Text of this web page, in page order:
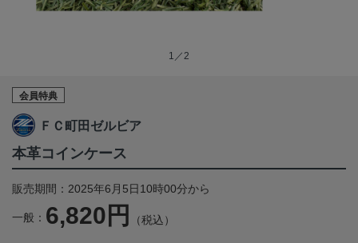
1／2
会員特典
ＦＣ町田ゼルビア
本革コインケース
販売期間：2025年6月5日10時00分から
一般： 6,820円 （税込）